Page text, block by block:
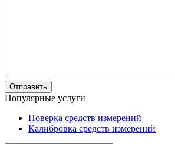
Популярные услуги
Поверка средств измерений
Калибровка средств измерений